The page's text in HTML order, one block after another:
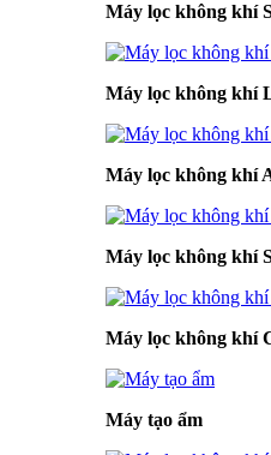
Máy lọc không khí
Máy lọc không khí
Máy lọc không khí
Máy lọc không khí
Máy lọc không khí
Máy tạo ẩm